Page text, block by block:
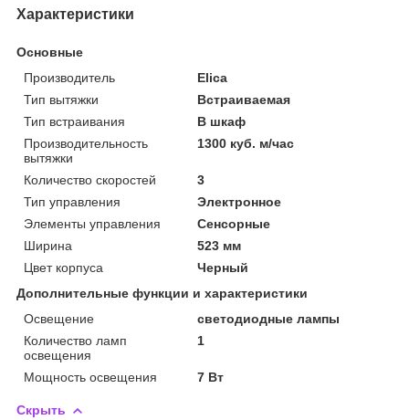
Характеристики
Основные
Производитель
Elica
Тип вытяжки
Встраиваемая
Тип встраивания
В шкаф
Производительность
вытяжки
1300 куб. м/час
Количество скоростей
3
Тип управления
Электронное
Элементы управления
Сенсорные
Ширина
523 мм
Цвет корпуса
Черный
Дополнительные функции и характеристики
Освещение
светодиодные лампы
Количество ламп
освещения
1
Мощность освещения 7 Вт
Скрыть